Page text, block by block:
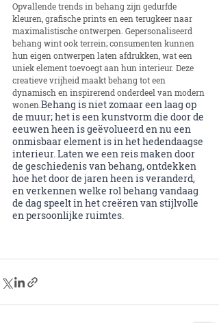
Opvallende trends in behang zijn gedurfde
kleuren, grafische prints en een terugkeer naar
maximalistische ontwerpen. Gepersonaliseerd
behang wint ook terrein; consumenten kunnen
hun eigen ontwerpen laten afdrukken, wat een
uniek element toevoegt aan hun interieur. Deze
creatieve vrijheid maakt behang tot een
dynamisch en inspirerend onderdeel van modern
wonen. Behang is niet zomaar een laag op
de muur; het is een kunstvorm die door de
eeuwen heen is geëvolueerd en nu een
onmisbaar element is in het hedendaagse
interieur. Laten we een reis maken door
de geschiedenis van behang, ontdekken
hoe het door de jaren heen is veranderd,
en verkennen welke rol behang vandaag
de dag speelt in het creëren van stijlvolle
en persoonlijke ruimtes.